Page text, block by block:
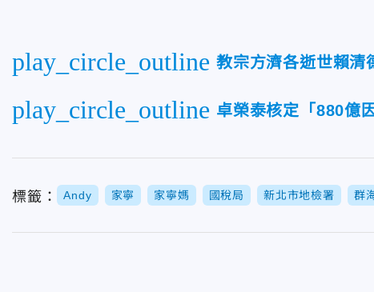
play_circle_outline 教宗方濟各逝世賴
play_circle_outline 卓榮泰核定「880億
標籤： Andy 家寧 家寧媽 國稅局 新北市地檢署 群